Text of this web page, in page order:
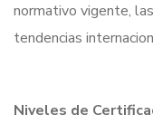
normativo vigente,
tendencias
Niveles de